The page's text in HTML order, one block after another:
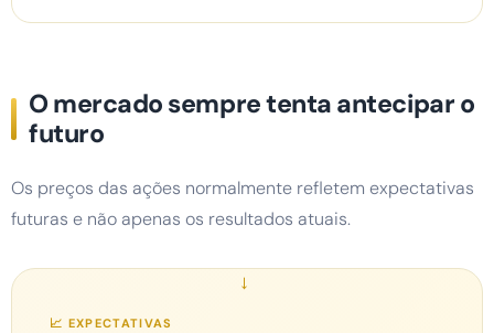
O mercado sempre tenta antecipar o
futuro
Os preços das ações normalmente refletem expectativas
futuras e não apenas os resultados atuais.
📈 EXPECTATIVAS
→